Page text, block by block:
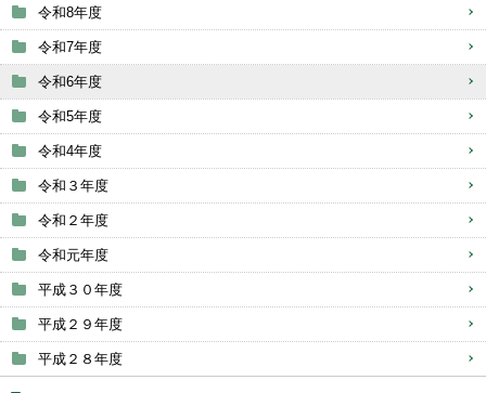
令和8年度
令和7年度
令和6年度
令和5年度
令和4年度
令和３年度
令和２年度
令和元年度
平成３０年度
平成２９年度
平成２８年度